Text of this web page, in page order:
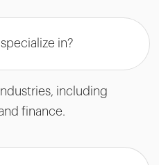
in?
including
finance.